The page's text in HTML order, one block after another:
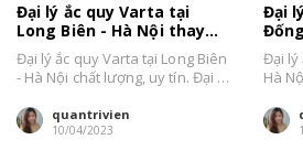
Đại lý ắc quy Varta tại
Long Biên - Hà Nội thay
lắp tận nơi giá tốt
Đại lý ắc quy Varta tại Long Biên
- Hà Nội chất lượng, uy tín. Đại lý
quantrivien
10/04/2023
Đại
nơi,
Đại lý
Hà